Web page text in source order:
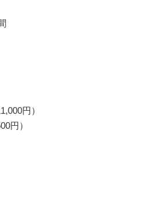
円）
円）